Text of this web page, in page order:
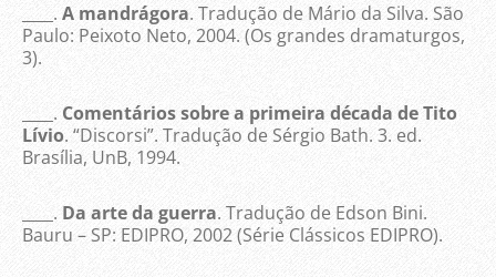
____. A mandrágora. Tradução de Mário da Silva. São
Paulo: Peixoto Neto, 2004. (Os grandes dramaturgos,
3).
____. Comentários sobre a primeira década de Tito
Lívio. “Discorsi”. Tradução de Sérgio Bath. 3. ed.
Brasília, UnB, 1994.
____. Da arte da guerra. Tradução de Edson Bini.
Bauru – SP: EDIPRO, 2002 (Série Clássicos EDIPRO).